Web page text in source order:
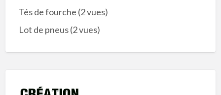
Tés de fourche (2 vues)
Lot de pneus(2 vues)